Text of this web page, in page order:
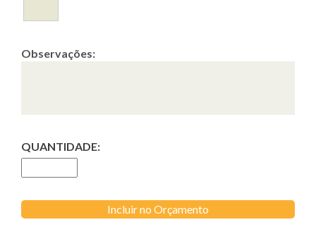
Observações:
QUANTIDADE:
Incluir no Orçamento